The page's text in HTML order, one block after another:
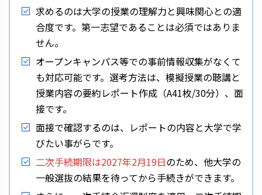
求めるのは大学の授業の理解力と興味関心との適
合度です。第一志望であることは必須ではありま
せん。
オープンキャンパス等での事前情報収集がなくて
も対応可能です。選考方法は、模擬授業の聴講と
授業内容の要約レポート作成（A41枚/30分）、面
接です。
面接で確認するのは、レポートの内容と大学で学
びたい事がらです。
二次手続期限は2027年2月19日のため、他大学の
一般選抜の結果を待ってから手続きができます。